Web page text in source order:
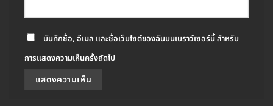
บันทึกชื่อ, อีเมล และชื่อเว็บไซต์ของฉันบนเบราว์เซอร์นี้ สำหรับ
การแสดงความเห็นครั้งถัดไป